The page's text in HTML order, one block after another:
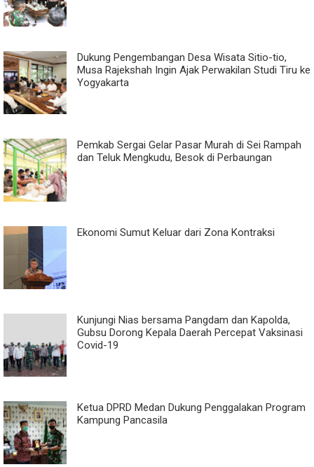
Dukung Pengembangan Desa Wisata Sitio-tio,
Musa Rajekshah Ingin Ajak Perwakilan Studi Tiru ke
Yogyakarta
Pemkab Sergai Gelar Pasar Murah di Sei Rampah
dan Teluk Mengkudu, Besok di Perbaungan
Ekonomi Sumut Keluar dari Zona Kontraksi
Kunjungi Nias bersama Pangdam dan Kapolda,
Gubsu Dorong Kepala Daerah Percepat Vaksinasi
Covid-19
Ketua DPRD Medan Dukung Penggalakan Program
Kampung Pancasila